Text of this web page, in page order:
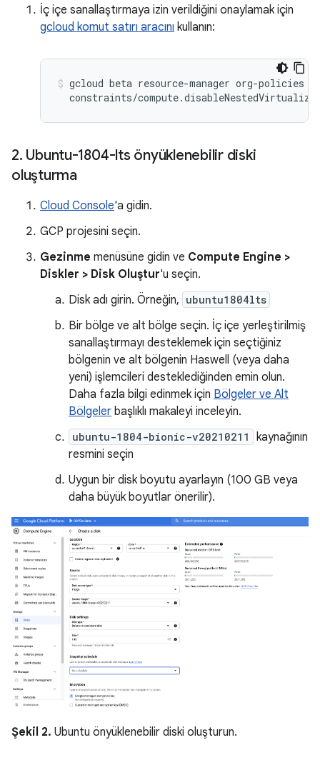
İç içe sanallaştırmaya izin verildiğini onaylamak için
gcloud komut satırı aracını kullanın:
gcloud beta resource-manager org-policies
2. Ubuntu-1804-lts önyüklenebilir diski
oluşturma
Cloud Console'a gidin.
GCP projesini seçin.
Gezinme menüsüne gidin ve Compute Engine >
Diskler > Disk Oluştur'u seçin.
Disk adı girin. Örneğin, ubuntu1804lts
Bir bölge ve alt bölge seçin. İç içe yerleştirilmiş
sanallaştırmayı desteklemek için seçtiğiniz
bölgenin ve alt bölgenin Haswell (veya daha
yeni) işlemcileri desteklediğinden emin olun.
Daha fazla bilgi edinmek için Bölgeler ve Alt
Bölgeler başlıklı makaleyi inceleyin.
ubuntu-1804-bionic-v20210211
kaynağının
resmini seçin
Uygun bir disk boyutu ayarlayın (100 GB veya
daha büyük boyutlar önerilir).
Şekil 2. Ubuntu önyüklenebilir diski oluşturun.